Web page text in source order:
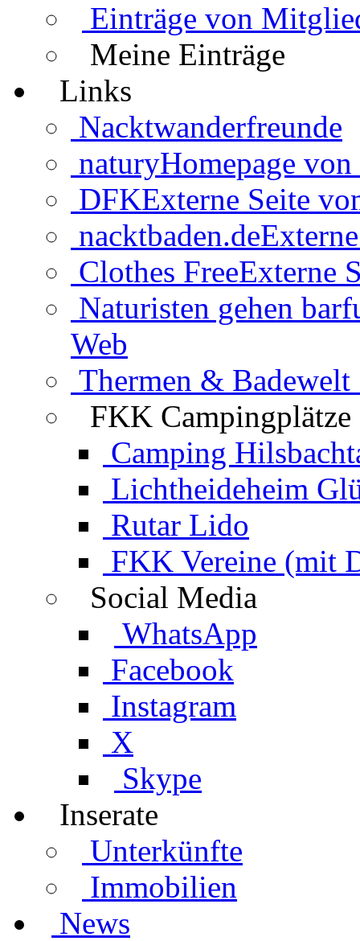
Einträge von
Meine Einträge
Links
Nacktwanderfreunde
naturyHomepage
DFKExterne Seite
nacktbaden.de
Clothes FreeExterne
Naturisten gehen
Web
Thermen & Badewelt
FKK Campingplätze
Camping
Lichtheideheim
Rutar Lido
FKK Vereine (mit
Social Media
WhatsApp
Facebook
Instagram
X
Skype
Inserate
Unterkünfte
Immobilien
News